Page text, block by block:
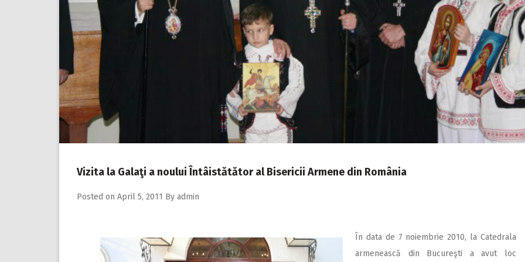
Vizita la Galaţi a noului Întâistătător al Bisericii Armene din România
Posted on April 5, 2011 By admin
În data de 7 noiembrie 2010, la Catedrala
armenească din Bucureşti a avut loc